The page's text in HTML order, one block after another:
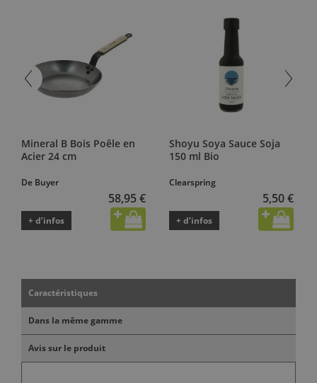
Mineral B Bois Poêle en
Acier 24 cm
De Buyer
58,95 €
+ d’infos
Shoyu Soya Sauce Soja
150 ml Bio
Clearspring
5,50 €
+ d’infos
Caractéristiques
Dans la même gamme
Avis sur le produit